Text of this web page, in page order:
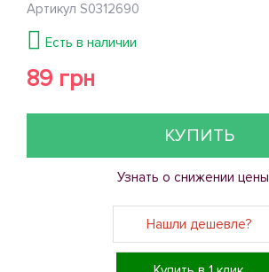
Артикул S0312690
Есть в наличии
89 грн
КУПИТЬ
Узнать о снижении цены
Нашли дешевле?